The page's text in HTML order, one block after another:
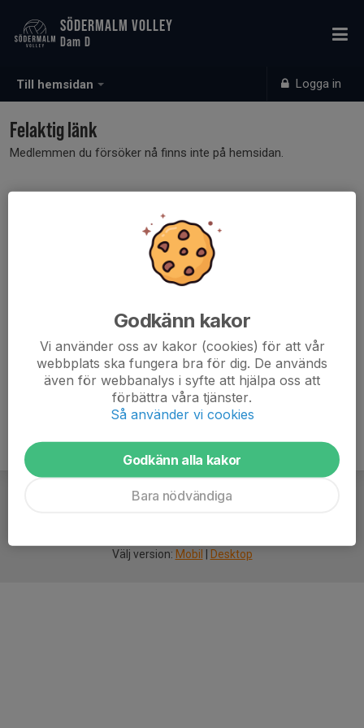
Till hemsidan Logga in
SÖDERMALM VOLLEY
Dam D
Felaktig länk
Medlemmen du försöker nå finns inte på hemsidan.
Välj version: Mobil Desktop
Godkänn kakor
Vi använder oss av kakor (cookies) för att vår
webbplats ska fungera bra för dig. De används
även för webbanalys i syfte att hjälpa oss att
förbättra våra tjänster.
Så använder vi cookies
Godkänn alla kakor
Bara nödvändiga